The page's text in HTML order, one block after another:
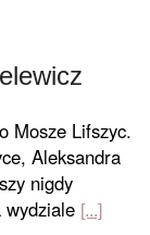
Mosze Lifszyc.
Aleksandra
nigdy
wydziale